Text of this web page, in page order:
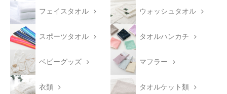
フェイスタオル ウォッシュタオル
スポーツタオル タオルハンカチ
ベビーグッズ マフラー
衣類 タオルケット類